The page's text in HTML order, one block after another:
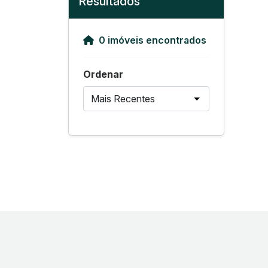
0 imóveis encontrados
Ordenar